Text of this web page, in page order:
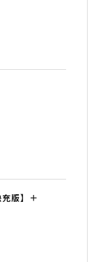
版】＋